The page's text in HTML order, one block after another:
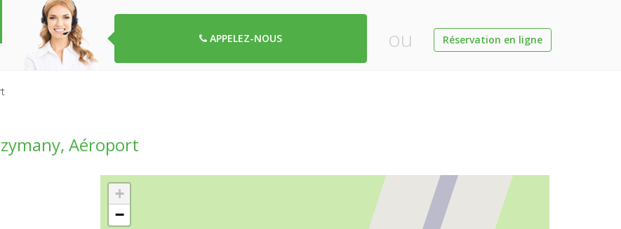
APPELEZ-NOUS ou Réservation en ligne
Aéroport
+
−